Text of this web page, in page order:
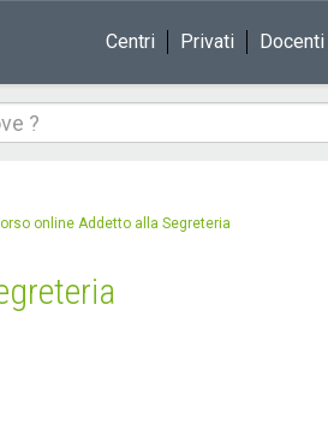
Centri Privati Docenti
online Addetto alla Segreteria